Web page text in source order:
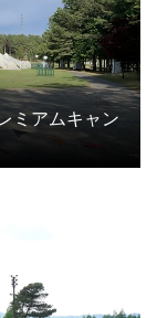
ミアムキャン